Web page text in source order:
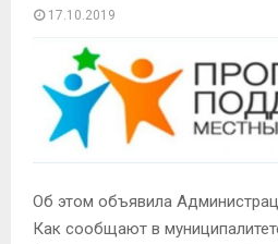
17.10.2019
Об этом объявила
Как сообщают в